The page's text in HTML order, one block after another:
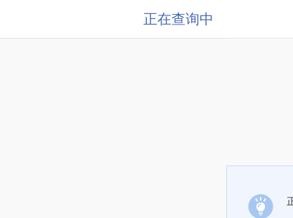
正在查询中